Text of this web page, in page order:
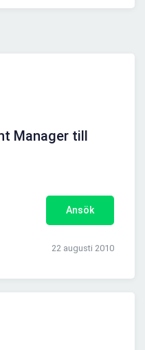
Manager till
Ansök
22 augusti 2010